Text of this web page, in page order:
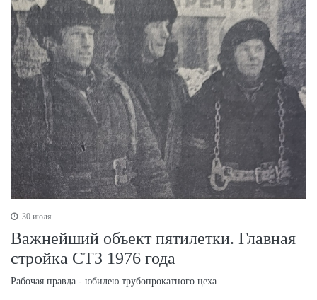
30 июля
Важнейший объект пятилетки. Главная
стройка СТЗ 1976 года
Рабочая правда - юбилею трубопрокатного цеха